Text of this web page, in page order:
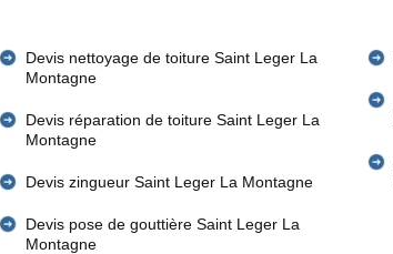
Devis nettoyage de toiture Saint Leger La
Montagne
Devis réparation de toiture Saint Leger La
Montagne
Devis zingueur Saint Leger La Montagne
Devis pose de gouttière Saint Leger La
Montagne